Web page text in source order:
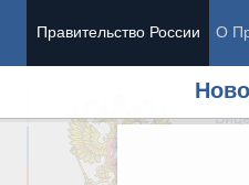
Правительство России О